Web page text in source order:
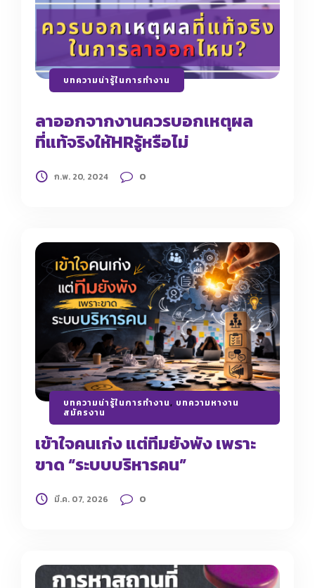
บทความน่ารู้ในการทำงาน
ลาออกจากงานควรบอกเหตุผล
ที่แท้จริงให้HRรู้หรือไม่
ก.พ. 20, 2024 0
บทความน่ารู้ในการทำงาน, บทความหางาน
สมัครงาน
เข้าใจคนเก่ง แต่ทีมยังพัง เพราะ
ขาด “ระบบบริหารคน”
มี.ค. 07, 2026 0